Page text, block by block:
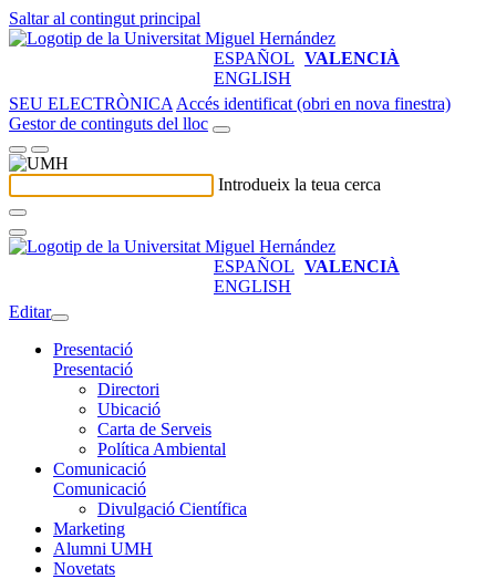
Saltar al contingut principal
ESPAÑOL VALENCIÀ
ENGLISH
SEU ELECTRÒNICA Accés identificat (obri en nova finestra)
Gestor de continguts del lloc
Introdueix la teua cerca
ESPAÑOL VALENCIÀ
ENGLISH
Editar
Presentació
Presentació
Directori
Ubicació
Carta de Serveis
Política Ambiental
Comunicació
Comunicació
Divulgació Científica
Marketing
Alumni UMH
Novetats